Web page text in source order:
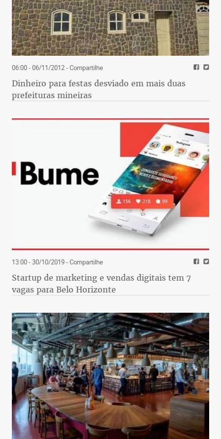
06:00 - 06/11/2012- Compartilhe
Dinheiro para festas desviado em mais duas
prefeituras mineiras
13:00 - 30/10/2019- Compartilhe
Startup de marketing e vendas digitais tem 7
vagas para Belo Horizonte